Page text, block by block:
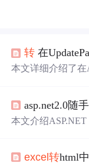
转 在
本文详细介绍了在
发器来解决此问题
asp.net2.0随
本文介绍ASP.NET
导出为Excel文件
excel转html